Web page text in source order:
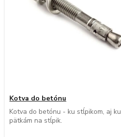
Kotva do betónu
Kotva do betónu - ku stĺpikom, aj ku
pätkám na stĺpik.